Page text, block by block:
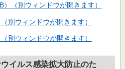
（別ウィンドウが開きます）
別ウィンドウが開きます）
別ウィンドウが開きます）
イルス感染拡大防止のた